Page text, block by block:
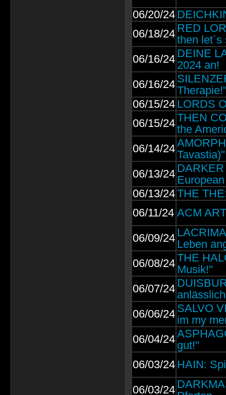
06/20/24
06/18/24 RED
then
06/16/24 DEINE
2024 an!
06/16/24
06/15/24 LORDS
06/15/24THEN
the
06/14/24Tavastia)"
06/13/24
06/13/24THE
06/11/24 ACM
06/09/24 Leben
06/08/24THE
Musik!"
06/07/24
06/06/24 SALVO
im my
06/04/24 gut!"
06/03/24 HAIN:
06/03/24